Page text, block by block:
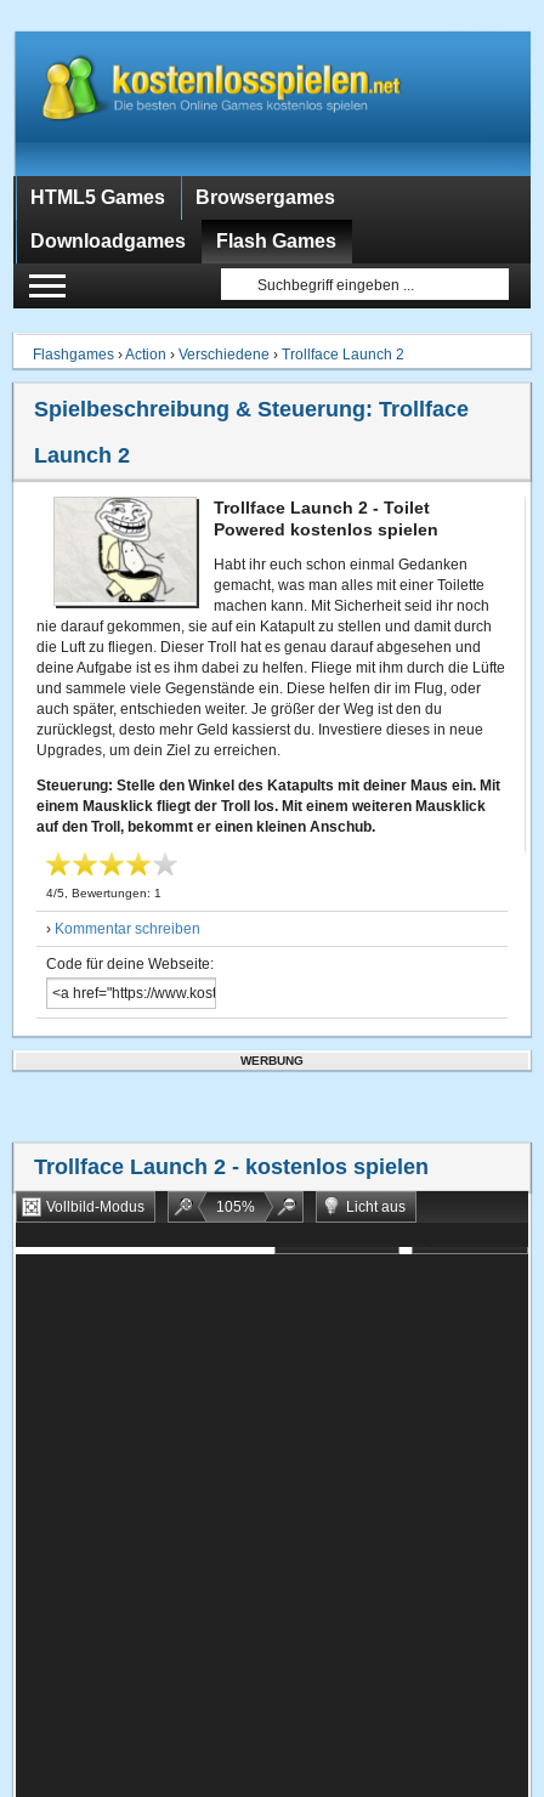
HTML5 Games Browsergames
Downloadgames Flash Games
Flashgames ›Action ›Verschiedene ›Trollface Launch 2
Spielbeschreibung & Steuerung:Trollface
Launch 2
Trollface Launch 2 - Toilet
Powered kostenlos spielen
Habt ihr euch schon einmal Gedanken
gemacht, was man alles mit einer Toilette
machen kann. Mit Sicherheit seid ihr noch
nie darauf gekommen, sie auf ein Katapult zu stellen und damit durch
die Luft zu fliegen. Dieser Troll hat es genau darauf abgesehen und
deine Aufgabe ist es ihm dabei zu helfen. Fliege mit ihm durch die Lüfte
und sammele viele Gegenstände ein. Diese helfen dir im Flug, oder
auch später, entschieden weiter. Je größer der Weg ist den du
zurücklegst, desto mehr Geld kassierst du. Investiere dieses in neue
Upgrades, um dein Ziel zu erreichen.
Steuerung: Stelle den Winkel des Katapults mit deiner Maus ein. Mit
einem Mausklick fliegt der Troll los. Mit einem weiteren Mausklick
auf den Troll, bekommt er einen kleinen Anschub.
4/5 , Bewertungen: 1
› Kommentar schreiben
Code für deine Webseite:
WERBUNG
Trollface Launch 2 - kostenlos spielen
Vollbild-Modus 105%
Licht aus